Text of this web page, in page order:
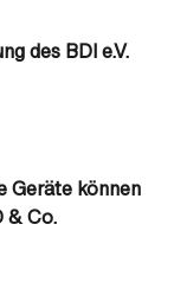
des BDI e.V.
Geräte können
& Co.